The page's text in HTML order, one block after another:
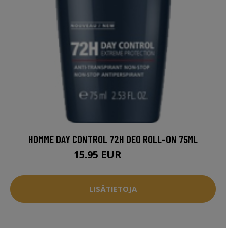
HOMME DAY CONTROL 72H DEO ROLL-ON 75ML
15.95 EUR
LISÄTIETOJA